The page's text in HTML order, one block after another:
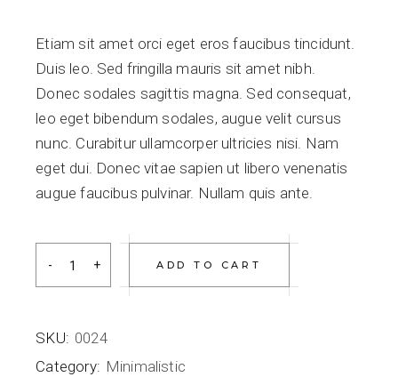
Etiam sit amet orci eget eros faucibus tincidunt.
Duis leo. Sed fringilla mauris sit amet nibh.
Donec sodales sagittis magna. Sed consequat,
leo eget bibendum sodales, augue velit cursus
nunc. Curabitur ullamcorper ultricies nisi. Nam
eget dui. Donec vitae sapien ut libero venenatis
augue faucibus pulvinar. Nullam quis ante.
ADD TO CART
SKU: 0024
Category: Minimalistic